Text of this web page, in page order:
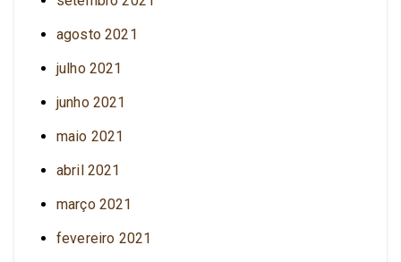
agosto 2021
julho 2021
junho 2021
maio 2021
abril 2021
março 2021
fevereiro 2021